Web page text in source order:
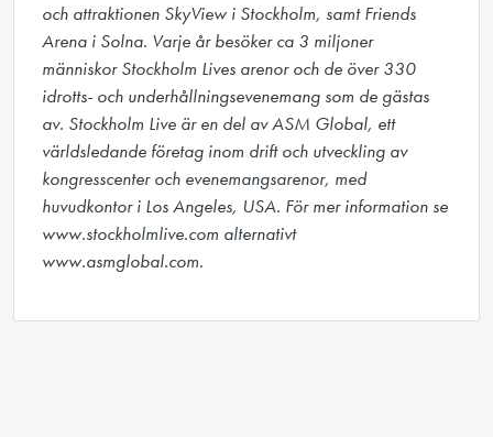
och attraktionen SkyView i Stockholm, samt Friends
Arena i Solna. Varje år besöker ca 3 miljoner
människor Stockholm Lives arenor och de över 330
idrotts- och underhållningsevenemang som de gästas
av. Stockholm Live är en del av ASM Global, ett
världsledande företag inom drift och utveckling av
kongresscenter och evenemangsarenor, med
huvudkontor i Los Angeles, USA. För mer information se
www.stockholmlive.com alternativt
www.asmglobal.com.